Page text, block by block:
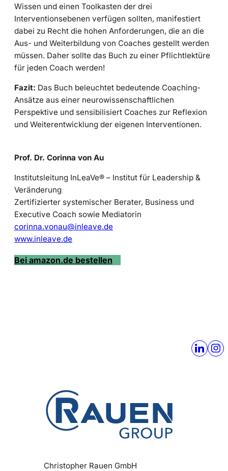
Wissen und einen Toolkasten der drei
Interventionsebenen verfügen sollten, manifestiert
dabei zu Recht die hohen Anforderungen, die an die
Aus- und Weiterbildung von Coaches gestellt werden
müssen. Daher sollte das Buch zu einer Pflichtlektüre
für jeden Coach werden!
Fazit: Das Buch beleuchtet bedeutende Coaching-
Ansätze aus einer neurowissenschaftlichen
Perspektive und sensibilisiert Coaches zur Reflexion
und Weiterentwicklung der eigenen Interventionen.
Prof. Dr. Corinna von Au
Institutsleitung InLeaVe® – Institut für Leadership &
Veränderung
Zertifizierter systemischer Berater, Business und
Executive Coach sowie Mediatorin
corinna.vonau@inleave.de
www.inleave.de
Bei amazon.de bestellen
Christopher Rauen GmbH